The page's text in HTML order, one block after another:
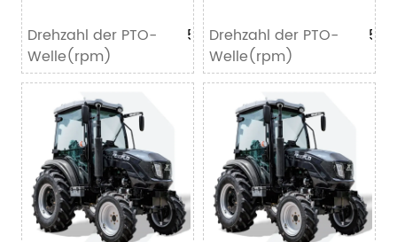
Drehzahl der PTO-
Welle(rpm)
540/720
Drehzahl der PTO-
Welle(rpm)